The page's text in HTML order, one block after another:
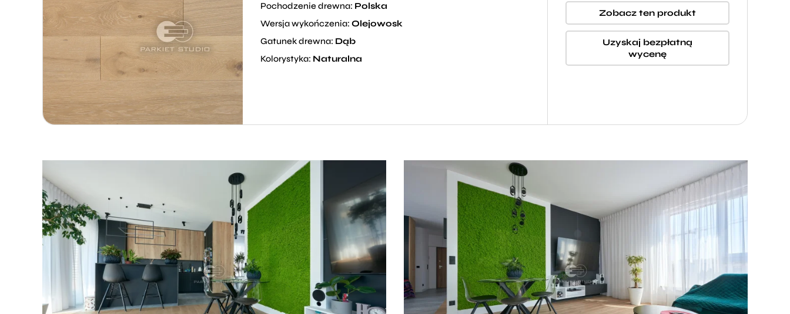
Pochodzenie drewna: Polska
Wersja wykończenia: Olejowosk
Gatunek drewna: Dąb
Kolorystyka: Naturalna
Zobacz ten produkt
Uzyskaj bezpłatną
wycenę